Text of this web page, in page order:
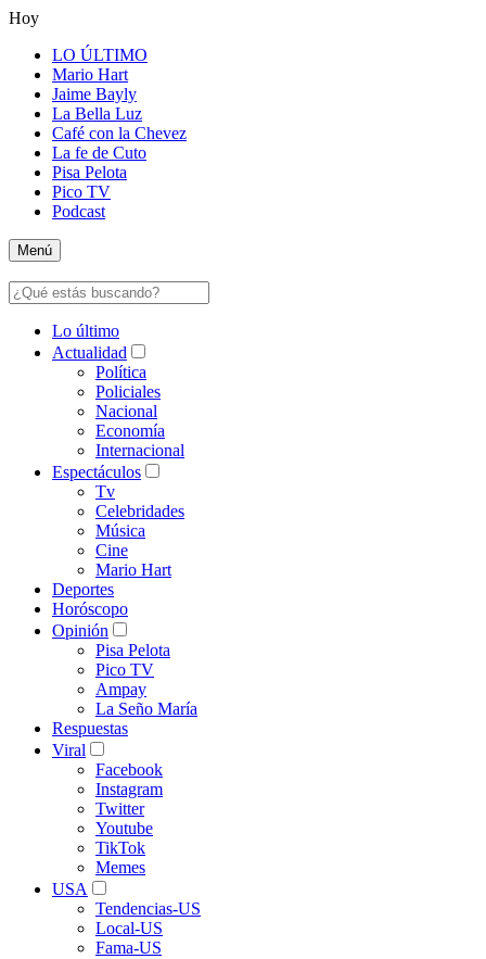
Hoy
LO ÚLTIMO
Mario Hart
Jaime Bayly
La Bella Luz
Café con la Chevez
La fe de Cuto
Pisa Pelota
Pico TV
Podcast
Menú
Lo último
Actualidad
Política
Policiales
Nacional
Economía
Internacional
Espectáculos
Tv
Celebridades
Música
Cine
Mario Hart
Deportes
Horóscopo
Opinión
Pisa Pelota
Pico TV
Ampay
La Seño María
Respuestas
Viral
Facebook
Instagram
Twitter
Youtube
TikTok
Memes
USA
Tendencias-US
Local-US
Fama-US